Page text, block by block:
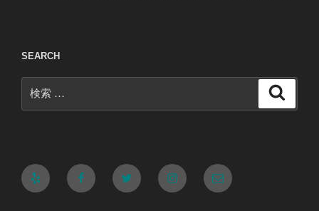
SEARCH
索:
Yelp FacebookTwitter Instagram
メ